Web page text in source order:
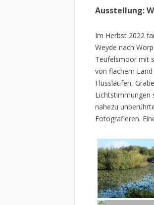
Ausstellung:
Im Herbst 2022
Weyde nach
Teufelsmoor mit
von flachem
Flussläufen,
Lichtstimmungen
nahezu
Fotografieren.